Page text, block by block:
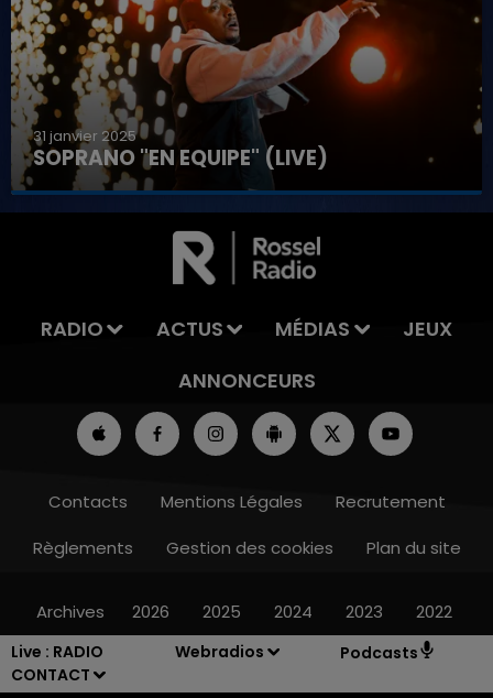
Live : RADIO
CONTACT
Webradios Podcasts
LA TEAM DE L'ÉTÉ
31 janvier 2025
SOPRANO "EN EQUIPE" (LIVE)
RADIO ACTUS MÉDIAS
JEUX
ANNONCEURS
Contacts Mentions Légales
Recrutement
Règlements
Gestion des cookies Plan du site
Archives 2026 2025 2024 2023 2022